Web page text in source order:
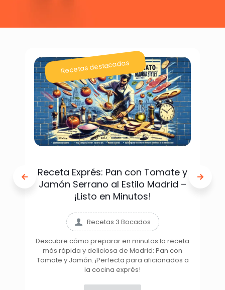
Recetas destacadas
Receta Exprés: Pan con Tomate y
Jamón Serrano al Estilo Madrid –
¡Listo en Minutos!
Recetas 3 Bocados
Descubre cómo preparar en minutos la receta
más rápida y deliciosa de Madrid: Pan con
Tomate y Jamón. ¡Perfecta para aficionados a
la cocina exprés!